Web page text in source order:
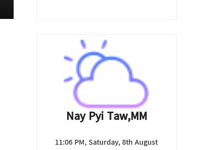
Nay Pyi Taw,MM
11:06 PM, Saturday, 8th August